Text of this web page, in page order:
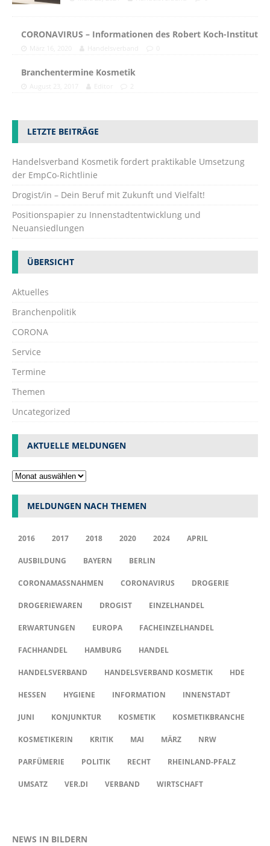
CORONAVIRUS – Informationen des Robert Koch-Institut
Branchentermine Kosmetik
LETZTE BEITRÄGE
Handelsverband Kosmetik fordert praktikable Umsetzung
der EmpCo-Richtlinie
Drogist/in – Dein Beruf mit Zukunft und Vielfalt!
Positionspapier zu Innenstadtentwicklung und
Neuansiedlungen
ÜBERSICHT
Aktuelles
Branchenpolitik
CORONA
Service
Termine
Themen
Uncategorized
AKTUELLE MELDUNGEN
MELDUNGEN NACH THEMEN
2016 2017 2018 2020 2024 APRIL
AUSBILDUNG BAYERN BERLIN
CORONAMASSNAHMEN CORONAVIRUS DROGERIE
DROGERIEWAREN DROGIST EINZELHANDEL
ERWARTUNGEN EUROPA FACHEINZELHANDEL
FACHHANDEL HAMBURG HANDEL
HANDELSVERBAND HANDELSVERBAND KOSMETIK HDE
HESSEN HYGIENE INFORMATION INNENSTADT
JUNI KONJUNKTUR KOSMETIK KOSMETIKBRANCHE
KOSMETIKERIN KRITIK MAI MÄRZ NRW
PARFÜMERIE POLITIK RECHT RHEINLAND-PFALZ
UMSATZ VER.DI VERBAND WIRTSCHAFT
NEWS IN BILDERN